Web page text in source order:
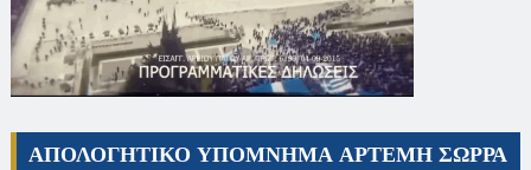
ΑΠΟΛΟΓΗΤΙΚΟ ΥΠΟΜΝΗΜΑ ΑΡΤΕΜΗ ΣΩΡΡΑ